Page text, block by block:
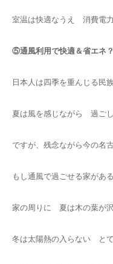
室温は快適なうえ 消費電
⑤通風利用で快適＆省エネ？
日本人は四季を重んじる民
夏は風を感じながら 過ご
ですが、残念ながら今の名
もし通風で過ごせる家が
家の周りに 夏は木の葉が
冬は太陽熱の入らない と